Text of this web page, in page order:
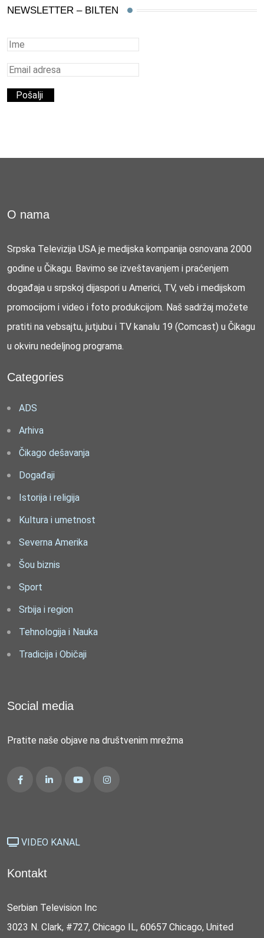
NEWSLETTER – BILTEN
O nama
Srpska Televizija USA je medijska kompanija osnovana 2000
godine u Čikagu. Bavimo se izveštavanjem i praćenjem
događaja u srpskoj dijaspori u Americi, TV, veb i medijskom
promocijom i video i foto produkcijom. Naš sadržaj možete
pratiti na vebsajtu, jutjubu i TV kanalu 19 (Comcast) u Čikagu
u okviru nedeljnog programa.
Categories
ADS
Arhiva
Čikago dešavanja
Događaji
Istorija i religija
Kultura i umetnost
Severna Amerika
Šou biznis
Sport
Srbija i region
Tehnologija i Nauka
Tradicija i Običaji
Social media
Pratite naše objave na društvenim mrežma
VIDEO KANAL
Kontakt
Serbian Television Inc
3023 N. Clark, #727, Chicago IL, 60657 Chicago, United